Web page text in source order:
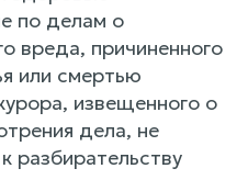
по делам о
вреда, причиненного
или смертью
извещенного о
дела, не
разбирательству